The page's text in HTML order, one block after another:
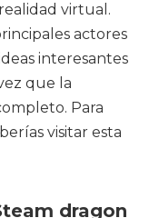
virtual.
actores
interesantes
que la
Para
visitar esta
dragon